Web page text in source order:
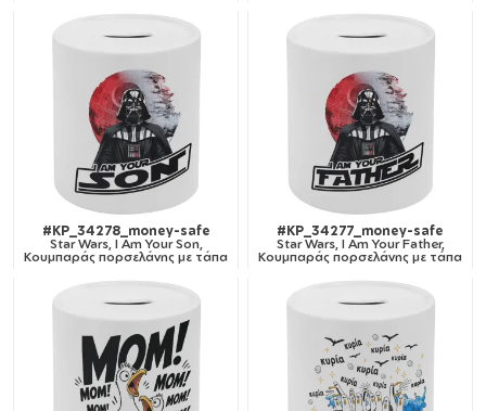
#KP_34278_money-safe
Star Wars, I Am Your Son,
Κουμπαράς πορσελάνης με τάπα
#KP_34277_money-safe
Star Wars, I Am Your Father,
Κουμπαράς πορσελάνης με τάπα